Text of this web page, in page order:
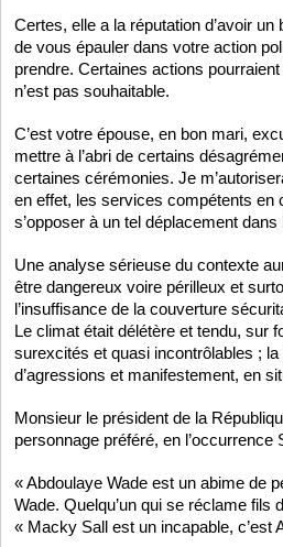
Certes, elle a la réputation d’avoir
de vous épauler dans votre action
prendre. Certaines actions
n’est pas souhaitable.
C’est votre épouse, en bon mari,
mettre à l’abri de certains
certaines cérémonies. Je
en effet, les services compétents en
s’opposer à un tel déplacement
Une analyse sérieuse du contexte
être dangereux voire périlleux et
l’insuffisance de la couverture
Le climat était délétère et tendu, sur
surexcités et quasi incontrôlables ;
d’agressions et manifestement, en
Monsieur le président de la
personnage préféré, en
« Abdoulaye Wade est un abime de
Wade. Quelqu’un qui se réclame fils
« Macky Sall est un incapable, c’est